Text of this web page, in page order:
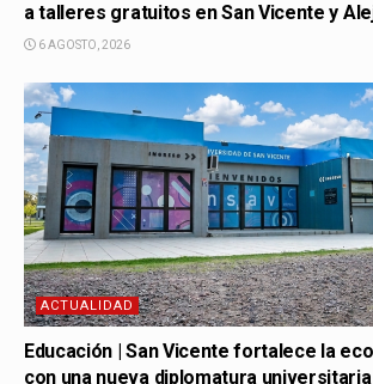
a talleres gratuitos en San Vicente y
6 AGOSTO, 2026
ACTUALIDAD
Educación | San Vicente fortalece la
con una nueva diplomatura